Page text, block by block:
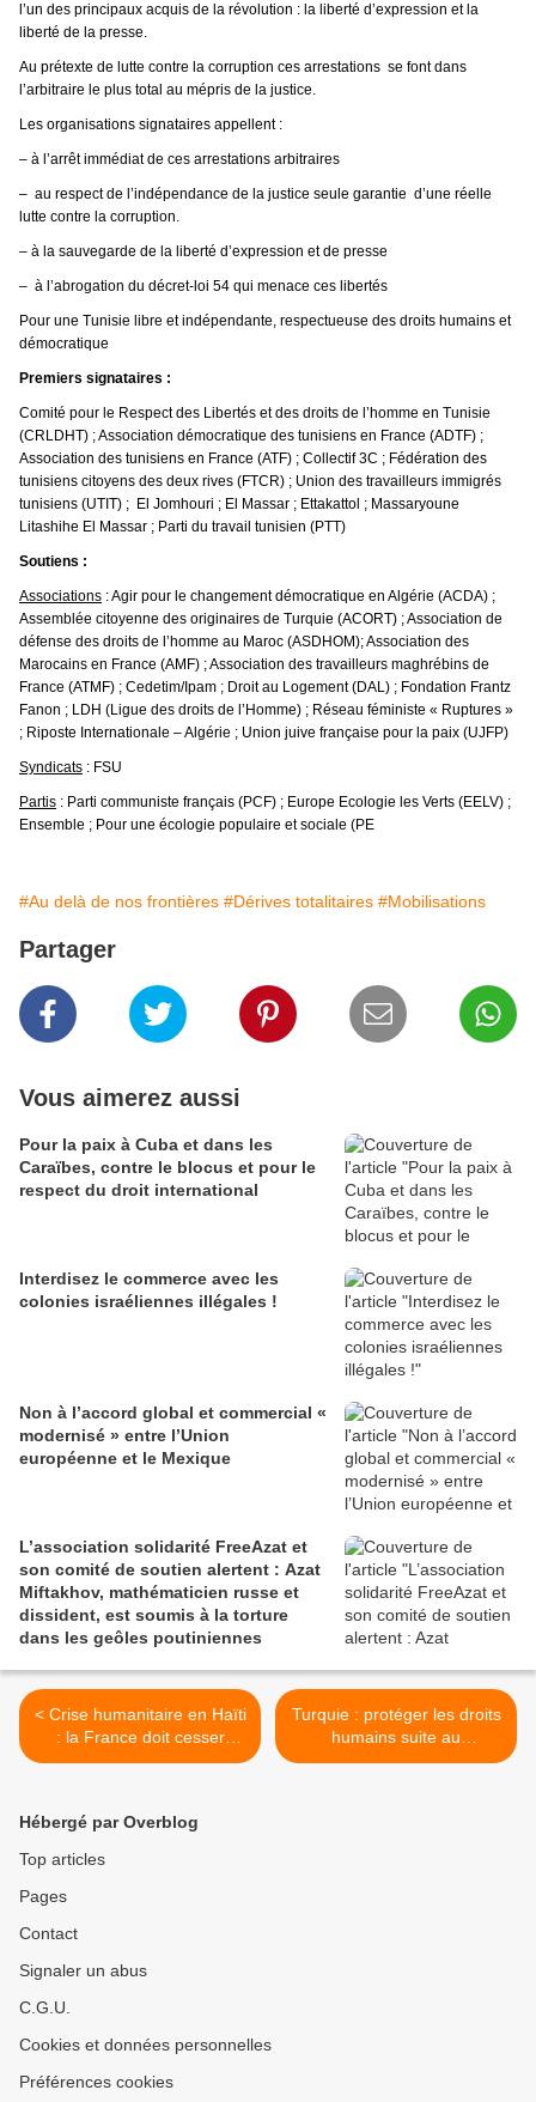
l’un des principaux acquis de la révolution : la liberté d’expression et la
liberté de la presse.
Au prétexte de lutte contre la corruption ces arrestations se font dans
l’arbitraire le plus total au mépris de la justice.
Les organisations signataires appellent :
– à l’arrêt immédiat de ces arrestations arbitraires
– au respect de l’indépendance de la justice seule garantie d’une réelle
lutte contre la corruption.
– à la sauvegarde de la liberté d’expression et de presse
– à l’abrogation du décret-loi 54 qui menace ces libertés
Pour une Tunisie libre et indépendante, respectueuse des droits humains et
démocratique
Premiers signataires :
Comité pour le Respect des Libertés et des droits de l’homme en Tunisie
(CRLDHT) ; Association démocratique des tunisiens en France (ADTF) ;
Association des tunisiens en France (ATF) ; Collectif 3C ; Fédération des
tunisiens citoyens des deux rives (FTCR) ; Union des travailleurs immigrés
tunisiens (UTIT) ; El Jomhouri ; El Massar ; Ettakattol ; Massaryoune
Litashihe El Massar ; Parti du travail tunisien (PTT)
Soutiens :
Associations : Agir pour le changement démocratique en Algérie (ACDA) ;
Assemblée citoyenne des originaires de Turquie (ACORT) ; Association de
défense des droits de l’homme au Maroc (ASDHOM); Association des
Marocains en France (AMF) ; Association des travailleurs maghrébins de
France (ATMF) ; Cedetim/Ipam ; Droit au Logement (DAL) ; Fondation Frantz
Fanon ; LDH (Ligue des droits de l’Homme) ; Réseau féministe « Ruptures »
; Riposte Internationale – Algérie ; Union juive française pour la paix (UJFP)
Syndicats : FSU
Partis : Parti communiste français (PCF) ; Europe Ecologie les Verts (EELV) ;
Ensemble ; Pour une écologie populaire et sociale (PE
#Au delà de nos frontières #Dérives totalitaires #Mobilisations
Partager
Vous aimerez aussi
Pour la paix à Cuba et dans les
Caraïbes, contre le blocus et pour le
respect du droit international
Interdisez le commerce avec les
colonies israéliennes illégales !
Non à l’accord global et commercial «
modernisé » entre l’Union
européenne et le Mexique
L’association solidarité FreeAzat et
son comité de soutien alertent : Azat
Miftakhov, mathématicien russe et
dissident, est soumis à la torture
dans les geôles poutiniennes
< Crise humanitaire en Haïti
: la France doit cesser
d'expulser les Haïtien-nes
Turquie : protéger les droits
humains suite au
tremblement de terre >
Hébergé par Overblog
Top articles
Pages
Contact
Signaler un abus
C.G.U.
Cookies et données personnelles
Préférences cookies